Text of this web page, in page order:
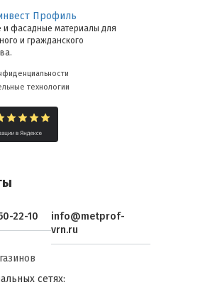
и фасадные материалы для
и гражданского
технологии
22-10
info@metprof-
vrn.ru
сетях: